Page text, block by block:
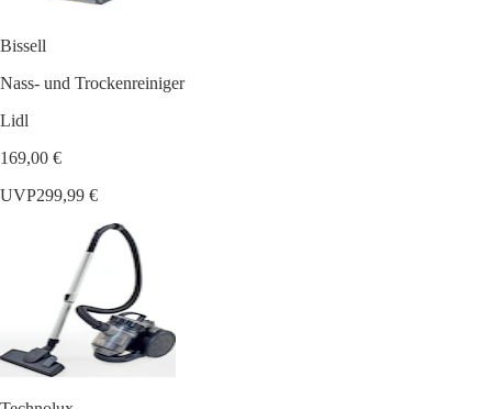
Bissell
Nass- und Trockenreiniger
Lidl
169,00 €
UVP299,99 €